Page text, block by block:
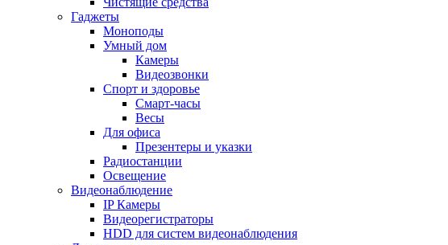
Гаджеты
Моноподы
Умный дом
Камеры
Видеозвонки
Спорт и здоровье
Смарт-часы
Весы
Для офиса
Презентеры и указки
Радиостанции
Освещение
Видеонаблюдение
IP Камеры
Видеорегистраторы
HDD для систем видеонаблюдения